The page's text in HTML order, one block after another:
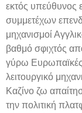
εκτός υπεύθυνος
συμμετέχων
μηχανισμοί
βαθμό σφιχτός
γύρω Ευρωπαϊκές
λειτουργικό
Καζίνο ζω
την πολιτική